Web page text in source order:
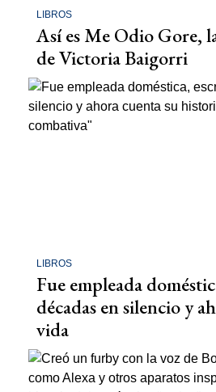
LIBROS
Así es Me Odio Gore,
de Victoria Baigorri
LIBROS
Fue empleada
décadas en silencio y
vida